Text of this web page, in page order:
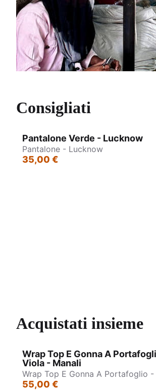
Consigliati
Pantalone Verde - Lucknow
Pantalone - Lucknow
35,00 €
Acquistati insieme
Wrap Top E Gonna A
Viola - Manali
Wrap Top E Gonna A Portafoglio -
55,00 €